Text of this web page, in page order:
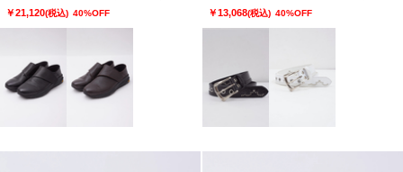
￥21,120(税込) 40%OFF ￥13,068(税込) 40%OFF